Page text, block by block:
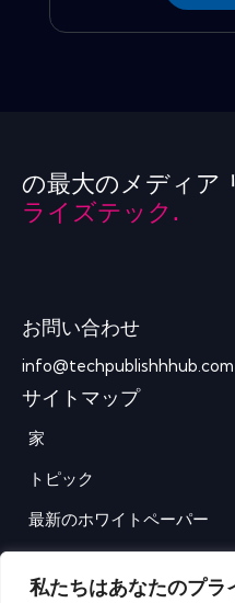
私たちはあなたのプ
の最大のメディア
ライズテック.
お問い合わせ
info@techpublishhhub.com
サイトマップ
家
トピック
最新のホワイトペーパー